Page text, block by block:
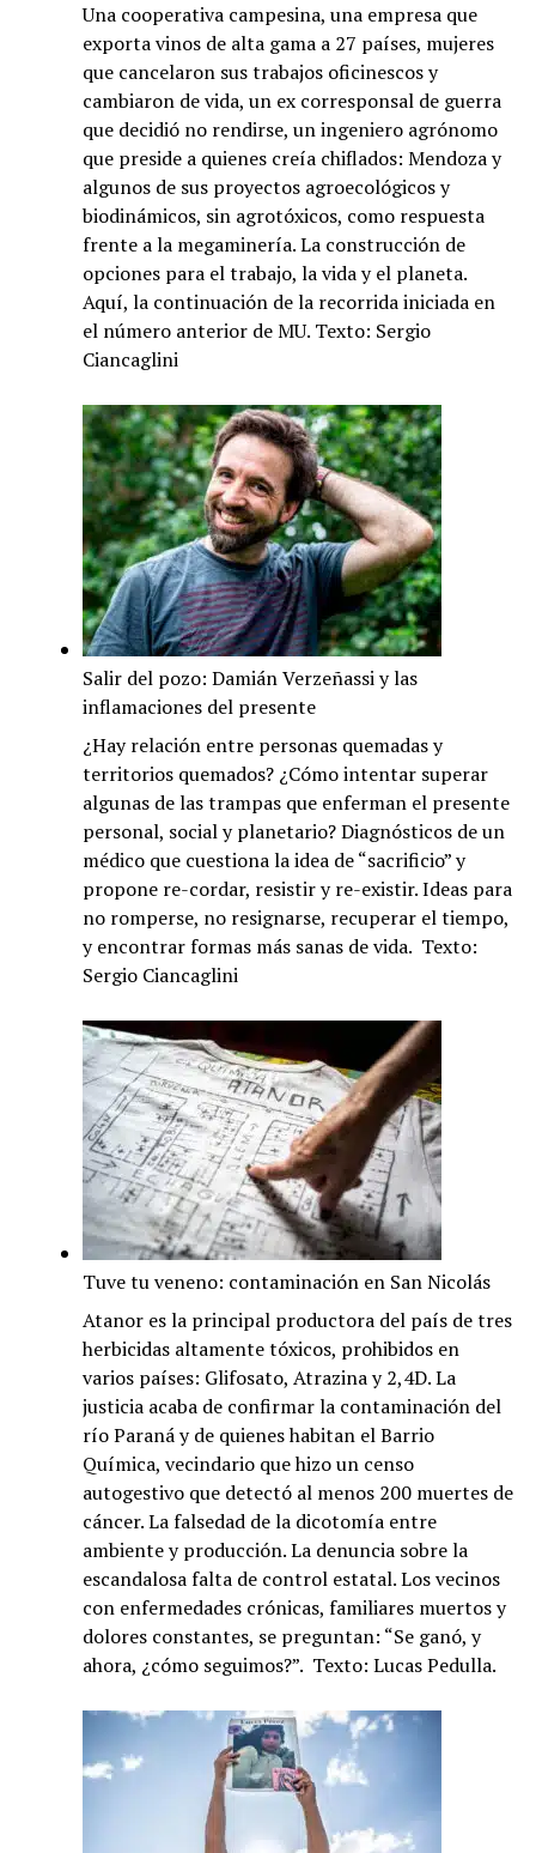
Una cooperativa campesina, una empresa que
exporta vinos de alta gama a 27 países, mujeres
que cancelaron sus trabajos oficinescos y
cambiaron de vida, un ex corresponsal de guerra
que decidió no rendirse, un ingeniero agrónomo
que preside a quienes creía chiflados: Mendoza y
algunos de sus proyectos agroecológicos y
biodinámicos, sin agrotóxicos, como respuesta
frente a la megaminería. La construcción de
opciones para el trabajo, la vida y el planeta.
Aquí, la continuación de la recorrida iniciada en
el número anterior de MU. Texto: Sergio
Ciancaglini
Salir del pozo: Damián Verzeñassi y las
inflamaciones del presente
¿Hay relación entre personas quemadas y
territorios quemados? ¿Cómo intentar superar
algunas de las trampas que enferman el presente
personal, social y planetario? Diagnósticos de un
médico que cuestiona la idea de “sacrificio” y
propone re-cordar, resistir y re-existir. Ideas para
no romperse, no resignarse, recuperar el tiempo,
y encontrar formas más sanas de vida. Texto:
Sergio Ciancaglini
Tuve tu veneno: contaminación en San Nicolás
Atanor es la principal productora del país de tres
herbicidas altamente tóxicos, prohibidos en
varios países: Glifosato, Atrazina y 2,4D. La
justicia acaba de confirmar la contaminación del
río Paraná y de quienes habitan el Barrio
Química, vecindario que hizo un censo
autogestivo que detectó al menos 200 muertes de
cáncer. La falsedad de la dicotomía entre
ambiente y producción. La denuncia sobre la
escandalosa falta de control estatal. Los vecinos
con enfermedades crónicas, familiares muertos y
dolores constantes, se preguntan: “Se ganó, y
ahora, ¿cómo seguimos?”. Texto: Lucas Pedulla.